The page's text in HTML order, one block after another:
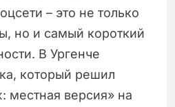
– это не только
но и самый короткий
В Ургенче
который решил
местная версия» на